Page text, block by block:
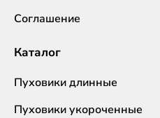
Соглашение
Каталог
Пуховики длинные
Пуховики укороченные